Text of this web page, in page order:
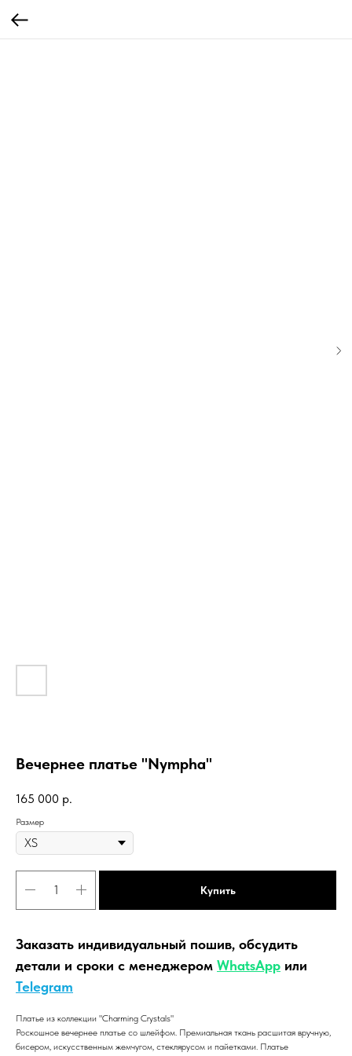
Вечернее платье "Nympha"
165 000 р.
Размер
Купить
Заказать индивидуальный пошив, обсудить
детали и сроки с менеджером WhatsApp или
Telegram
Платье из коллекции "Charming Crystals"
Роскошное вечернее платье со шлейфом. Премиальная ткань расшитая вручную,
бисером, искусственным жемчугом, стеклярусом и пайетками. Платье